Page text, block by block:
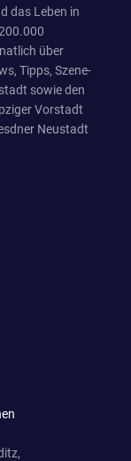
das Leben in
über
Tipps, Szene-
sowie den
Vorstadt
Neustadt